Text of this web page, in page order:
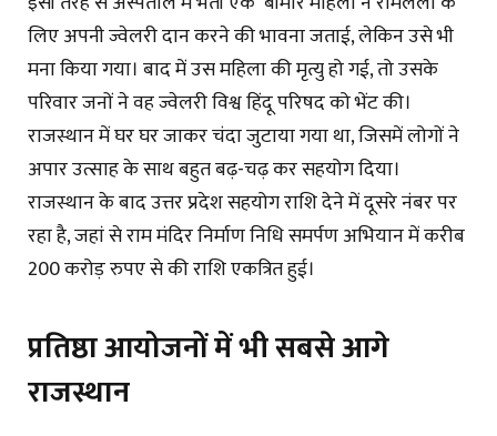
लिए अपनी ज्वेलरी दान करने की भावना जताई, लेकिन उसे भी
मना किया गया। बाद में उस महिला की मृत्यु हो गई, तो उसके
परिवार जनों ने वह ज्वेलरी विश्व हिंदू परिषद को भेंट की।
राजस्थान में घर घर जाकर चंदा जुटाया गया था, जिसमें लोगों ने
अपार उत्साह के साथ बहुत बढ़-चढ़ कर सहयोग दिया।
राजस्थान के बाद उत्तर प्रदेश सहयोग राशि देने में दूसरे नंबर पर
रहा है, जहां से राम मंदिर निर्माण निधि समर्पण अभियान में करीब
200 करोड़ रुपए से की राशि एकत्रित हुई।
प्रतिष्ठा आयोजनों में भी सबसे आगे
राजस्थान